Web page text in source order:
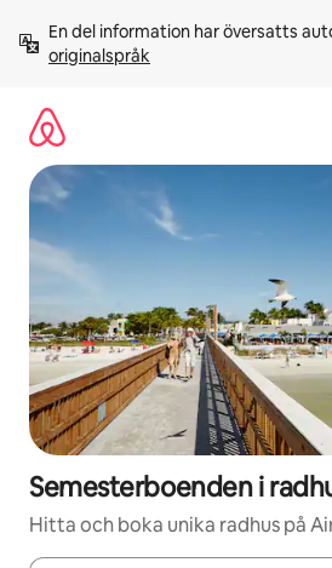
innehåll
En del information har översatts
originalspråk
Semesterboenden i
Hitta och boka unika radhus på